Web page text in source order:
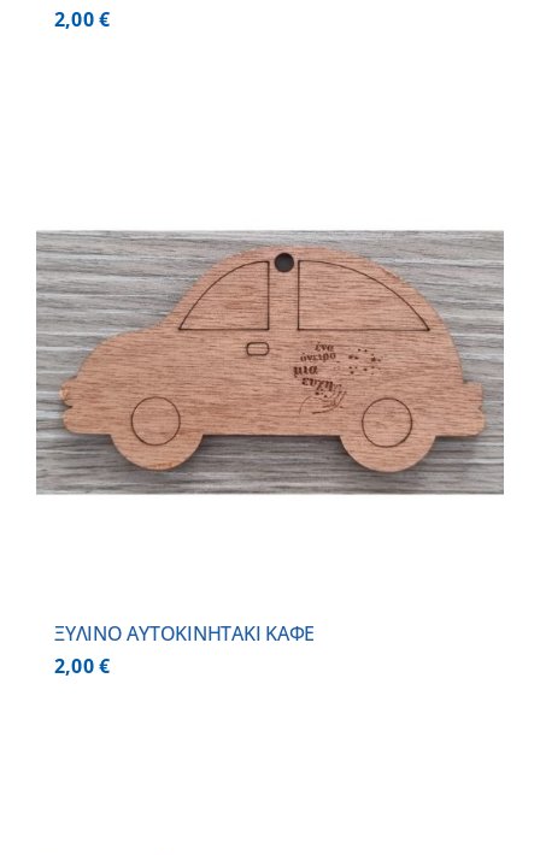
2,00€
ΞΥΛΙΝΟ AYTOKINHTAKI ΚΑΦΕ
2,00€